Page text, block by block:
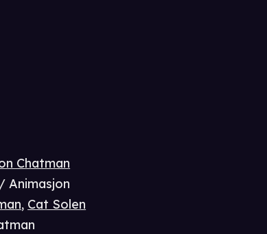
Chatman
Animasjon
, Cat Solen